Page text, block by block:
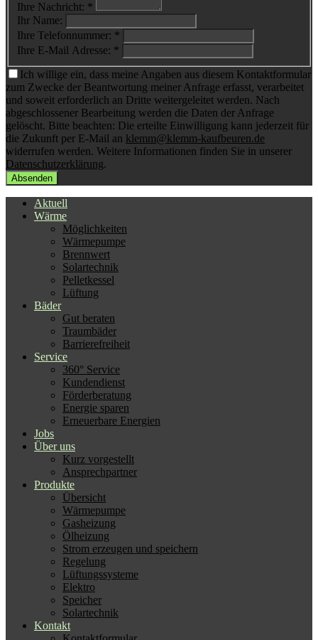
Ihre Nachricht: *
Ihr Name:
Ihre Telefonnummer: *
Ihre E-Mail Adresse: *
Ich willige ein, dass meine Angaben aus diesem Kontaktformular
zum Zwecke der Beantwortung meiner Anfrage erfasst, verarbeitet
und soweit erforderlich an Dritte weitergeleitet werden. Nach
abgeschlossener Bearbeitung werden die Daten der Anfrage
gelöscht. Bitte beachten: Die erteilte Einwilligung kann jederzeit für
die Zukunft per E-Mail an klemm@klemm-kaufbeuren.de
widerrufen werden. Weitere Informationen finden Sie in unserer
Datenschutzerklärung.
Aktuell
Wärme
Möglichkeiten
Wärmepumpe
Brennwert
Solartechnik
Pelletkessel
Lüftung
Bäder
Gut beraten
Traumbäder
Barrierefreiheit
Service
360° Service
Kundendienst
Förderberatung
Energie sparen
Erneuerbare Energien
Jobs
Über uns
Kurz vorgestellt
Ansprechpartner
Produkte
Übersicht
Wärmepumpe
Gasheizung
Ölheizung
Strom erzeugen und speichern
Regelung
Lüftungssysteme
Elektro
Speicher
Solartechnik
Kontakt